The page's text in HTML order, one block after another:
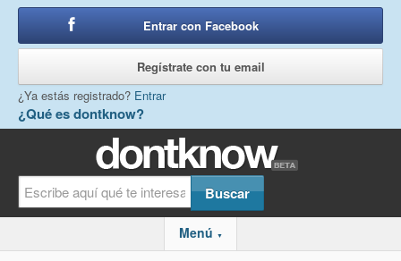
¿Qué es dontknow?
Entrar con Facebook
Regístrate con tu email
¿Ya estás registrado? Entrar
Menú ▼